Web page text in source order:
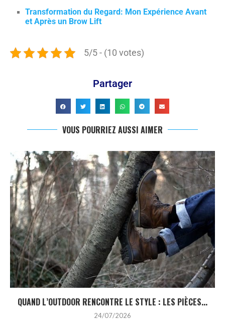
Transformation du Regard: Mon Expérience Avant
et Après un Brow Lift
5/5 - (10 votes)
Partager
VOUS POURRIEZ AUSSI AIMER
QUAND L’OUTDOOR RENCONTRE LE STYLE : LES PIÈCES...
24/07/2026